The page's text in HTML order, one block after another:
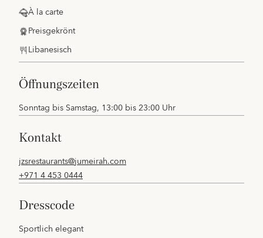
À la carte
Preisgekrönt
Libanesisch
öffnungszeiten
Sonntag bis Samstag, 13:00 bis 23:00 Uhr
kontakt
jzsrestaurants@jumeirah.com
+971 4 453 0444
dresscode
Sportlich elegant